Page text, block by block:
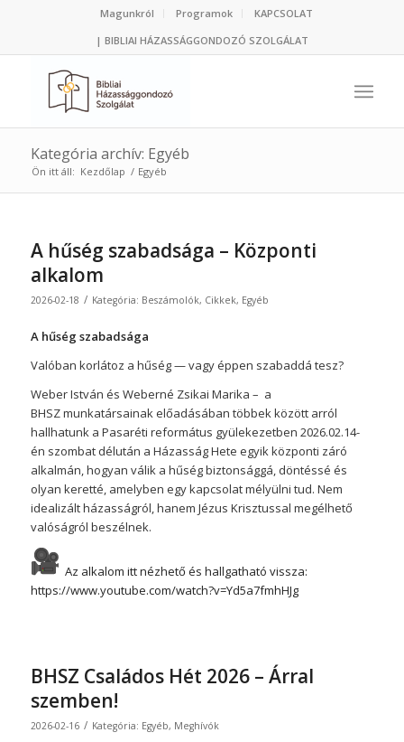
Magunkról Programok
KAPCSOLAT
| BIBLIAI HÁZASSÁGGONDOZÓ SZOLGÁLAT
Kategória archív: Egyéb
Ön itt áll: Kezdőlap / Egyéb
A hűség szabadsága – Központi
alkalom
2026-02-18 / Kategória: Beszámolók, Cikkek, Egyéb
A hűség szabadsága
Valóban korlátoz a hűség — vagy éppen szabaddá tesz?
Weber István és Weberné Zsikai Marika – a
BHSZ munkatársainak előadásában többek között arról
hallhatunk a Pasaréti református gyülekezetben 2026.02.14-
én szombat délután a Házasság Hete egyik központi záró
alkalmán, hogyan válik a hűség biztonsággá, döntéssé és
olyan keretté, amelyben egy kapcsolat mélyülni tud. Nem
idealizált házasságról, hanem Jézus Krisztussal megélhető
valóságról beszélnek.
Az alkalom itt nézhető és hallgatható vissza:
https://www.youtube.com/watch?v=Yd5a7fmhHJg
BHSZ Családos Hét 2026 – Árral
szemben!
2026-02-16 / Kategória: Egyéb, Meghívók